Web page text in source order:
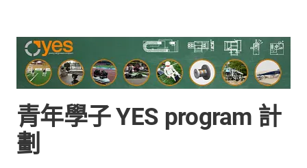
青年學子 YES program 計
劃